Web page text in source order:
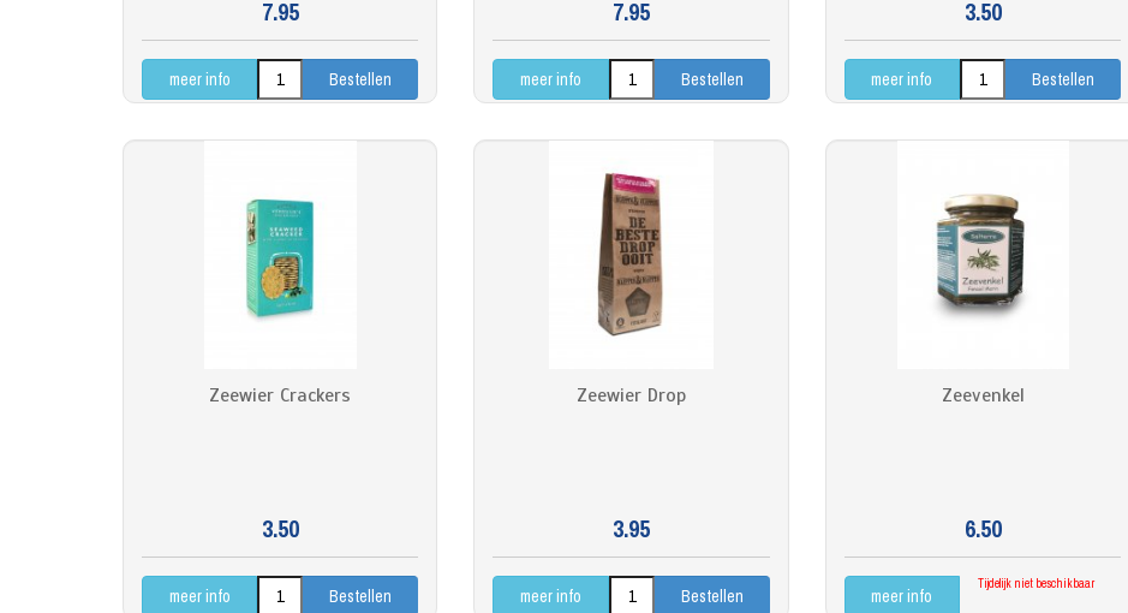
7.95
meer info
7.95
meer info
3.50
meer info
Zeewier Crackers
3.50
meer info
Zeewier Drop
3.95
meer info
Zeevenkel
6.50
meer info
Tijdelijk niet beschikbaar